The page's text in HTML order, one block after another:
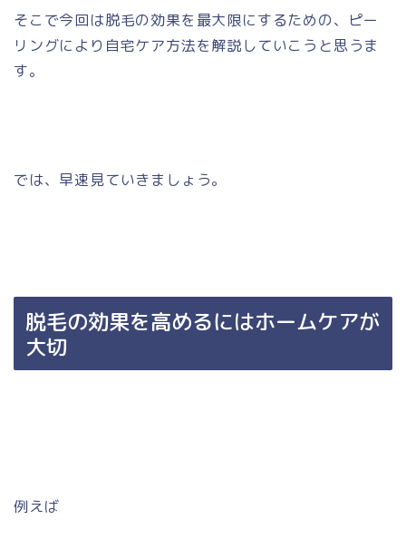
そこで今回は脱毛の効果を最大限にするための、ピー
リングにより自宅ケア方法を解説していこうと思うま
す。
では、早速見ていきましょう。
脱毛の効果を高めるにはホームケアが
大切
例えば